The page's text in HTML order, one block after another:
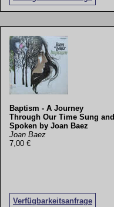
Baptism - A Journey
Through Our Time Sung and
Spoken by Joan Baez
Joan Baez
7,00 €
Verfügbarkeitsanfrage